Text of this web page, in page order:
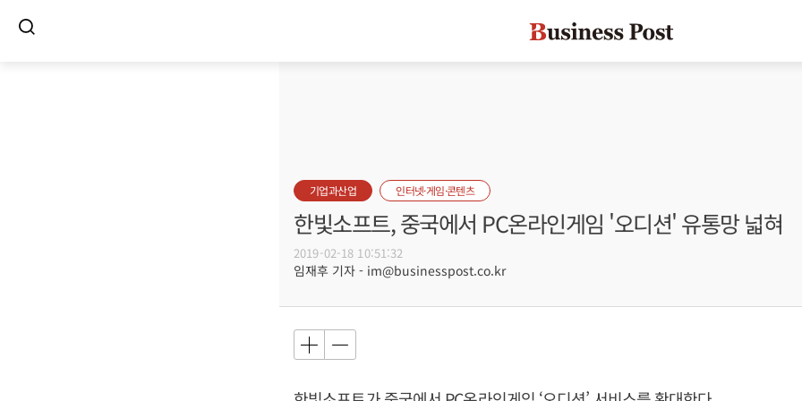
기업과산업 인터넷·게임·콘텐츠
한빛소프트, 중국에서 PC온라인게임 '오디션' 유통망 넓혀
2019-02-18 10:51:32
임재후 기자 - im@businesspost.co.kr